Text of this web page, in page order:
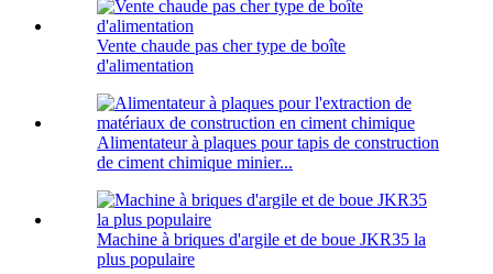
Vente chaude pas cher type de boîte
d'alimentation
Alimentateur à plaques pour tapis de construction
de ciment chimique minier...
Machine à briques d'argile et de boue JKR35 la
plus populaire